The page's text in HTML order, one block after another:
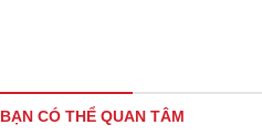
BẠN CÓ THỂ QUAN TÂM